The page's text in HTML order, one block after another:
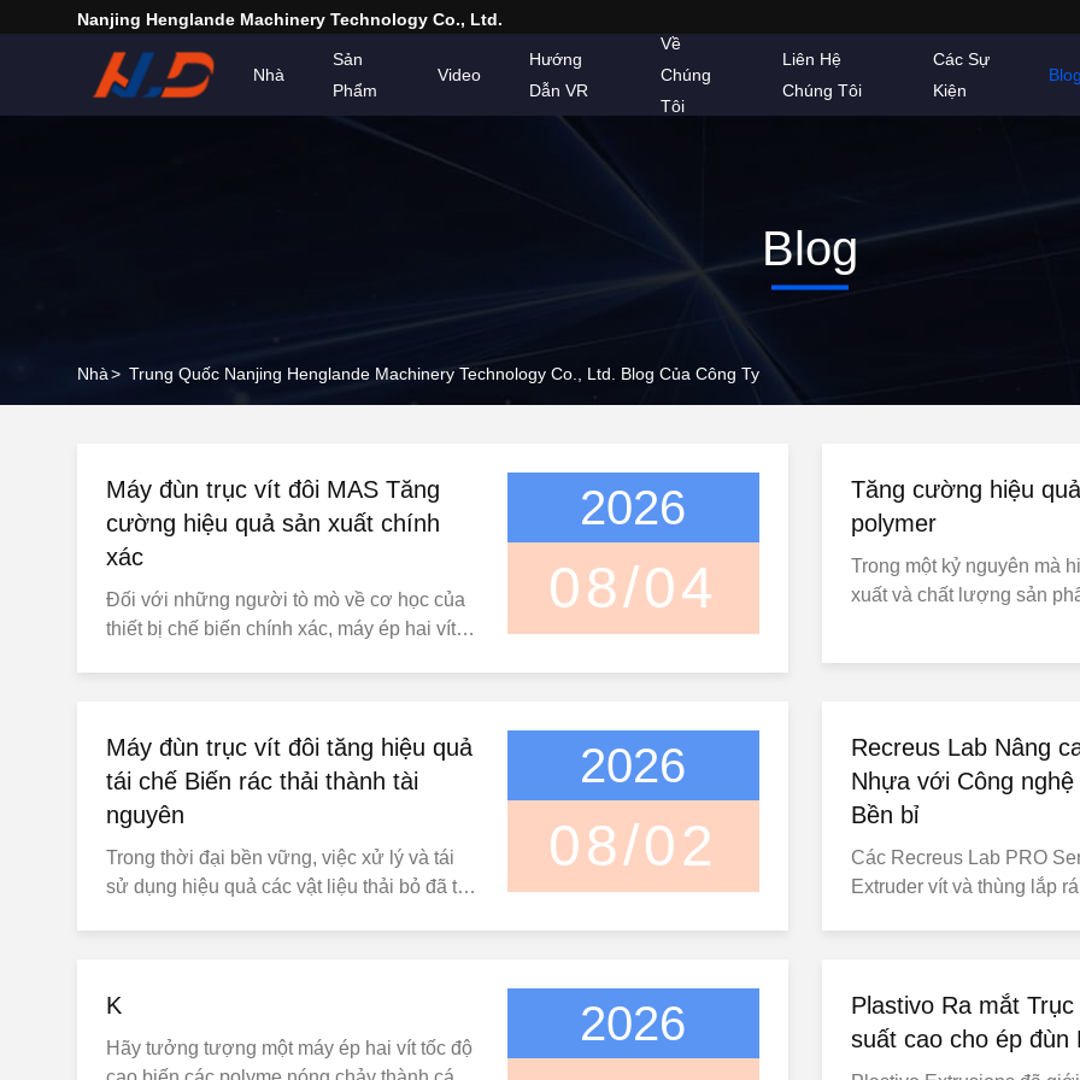
Nanjing Henglande Machinery Technology Co., Ltd.
Nhà
Sản
Phẩm
Video
Hướng
Dẫn VR
Về
Chúng
Tôi
Liên Hệ
Chúng Tôi
Các Sự
Kiện
Blog
Blog
Nhà> Trung Quốc Nanjing Henglande Machinery Technology Co., Ltd. Blog Của Công Ty
Máy đùn trục vít đôi MAS Tăng
cường hiệu quả sản xuất chính
xác
Đối với những người tò mò về cơ học của
thiết bị chế biến chính xác, máy ép hai vít
cách mạng giúp biến nguyên liệu thô thành
các sản phẩm hiệu suất cao. Sự kết nối
chính xác: ...
2026
08/04
Tăng cường hiệu
polymer
Trong một kỷ nguyên mà
xuất và chất lượng sản
cỗ máy tinh vi này mang
kiểm soát chưa từng có
Máy đùn trục vít đôi tăng hiệu quả
tái chế Biến rác thải thành tài
nguyên
Trong thời đại bền vững, việc xử lý và tái
sử dụng hiệu quả các vật liệu thải bỏ đã trở
mạng hóa cách nhựa, cao su và các chất
thống Tiêu h...
2026
08/02
Recreus Lab Nâng
Nhựa với Công nghệ
Bền bỉ
Các Recreus Lab PRO
Extruder vít và thùng lắp
động tốt không chỉ là một
đổi nhựaTrong số các
K
Hãy tưởng tượng một máy ép hai vít tốc độ
2026
Plastivo Ra mắt
suất cao cho ép đùn